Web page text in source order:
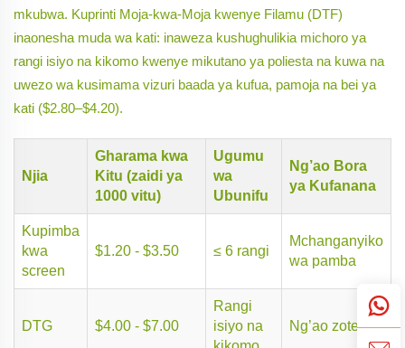
mkubwa. Kuprinti Moja-kwa-Moja kwenye Filamu (DTF)
inaonesha muda wa kati: inaweza kushughulikia michoro ya
rangi isiyo na kikomo kwenye mikutano ya poliesta na kuwa na
uwezo wa kusimama vizuri baada ya kufua, pamoja na bei ya
kati ($2.80–$4.20).
Njia
Gharama kwa
Kitu (zaidi ya
1000 vitu)
Ugumu
wa
Ubunifu
Ng’ao Bora
ya Kufanana
Kupimba
kwa
screen
$1.20 - $3.50 ≤ 6 rangi
Mchanganyiko
wa pamba
DTG $4.00 - $7.00
Rangi
isiyo na
Ng’ao zote